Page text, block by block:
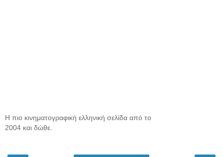
Η πιο κινηματογραφική ελληνική σελίδα από το
2004 και δώθε.